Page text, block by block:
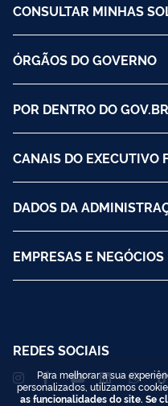
CONSULTAR MINHAS
ÓRGÃOS DO GOVERNO
POR DENTRO DO GOV.BR
CANAIS DO EXECUTIVO
DADOS DA
EMPRESAS E NEGÓCIOS
REDES SOCIAIS
Para melhorar a sua
personalizados, utilizamos
as funcionalidades do site. Se